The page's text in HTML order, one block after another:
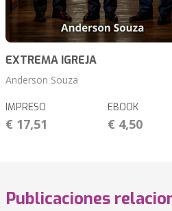
EXTREMA IGREJA
Anderson Souza
IMPRESO
€ 17,51
EBOOK
€ 4,50
Publicaciones